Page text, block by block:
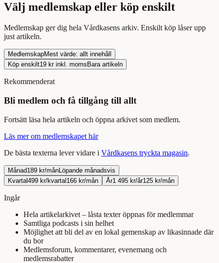
Välj medlemskap eller köp enskilt
Medlemskap ger dig hela Vårdkasens arkiv. Enskilt köp låser upp
just artikeln.
MedlemskapMest värde: allt innehåll
Köp enskilt19 kr inkl. moms Bara artikeln
Rekommenderat
Bli medlem och få tillgång till allt
Fortsätt läsa hela artikeln och öppna arkivet som medlem.
Läs mer om medlemskapet här
De bästa texterna lever vidare i Vårdkasens tryckta magasin.
Månad189 kr/månLöpande månadsvis
Kvartal499 kr/kvartal166 kr/mån År1 495 kr/år125 kr/mån
Ingår
Hela artikelarkivet – låsta texter öppnas för medlemmar
Samtliga podcasts i sin helhet
Möjlighet att bli del av en lokal gemenskap av likasinnade där
du bor
Medlemsforum, kommentarer, evenemang och
medlemsrabatter